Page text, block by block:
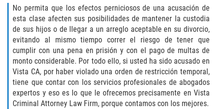
Check Fraud
Credit Card Fraud
Health Care Fraud
Real Estate Fraud
Welfare Fraud
No permita que los efectos perniciosos de una acusación de
esta clase afecten sus posibilidades de mantener la custodia
de sus hijos o de llegar a un arreglo aceptable en su divorcio,
evitando al mismo tiempo correr el riesgo de tener que
cumplir con una pena en prisión y con el pago de multas de
monto considerable. Por todo ello, si usted ha sido acusado en
Vista CA, por haber violado una orden de restricción temporal,
tiene que contar con los servicios profesionales de abogados
expertos y eso es lo que le ofrecemos precisamente en Vista
Criminal Attorney Law Firm, porque contamos con los mejores.